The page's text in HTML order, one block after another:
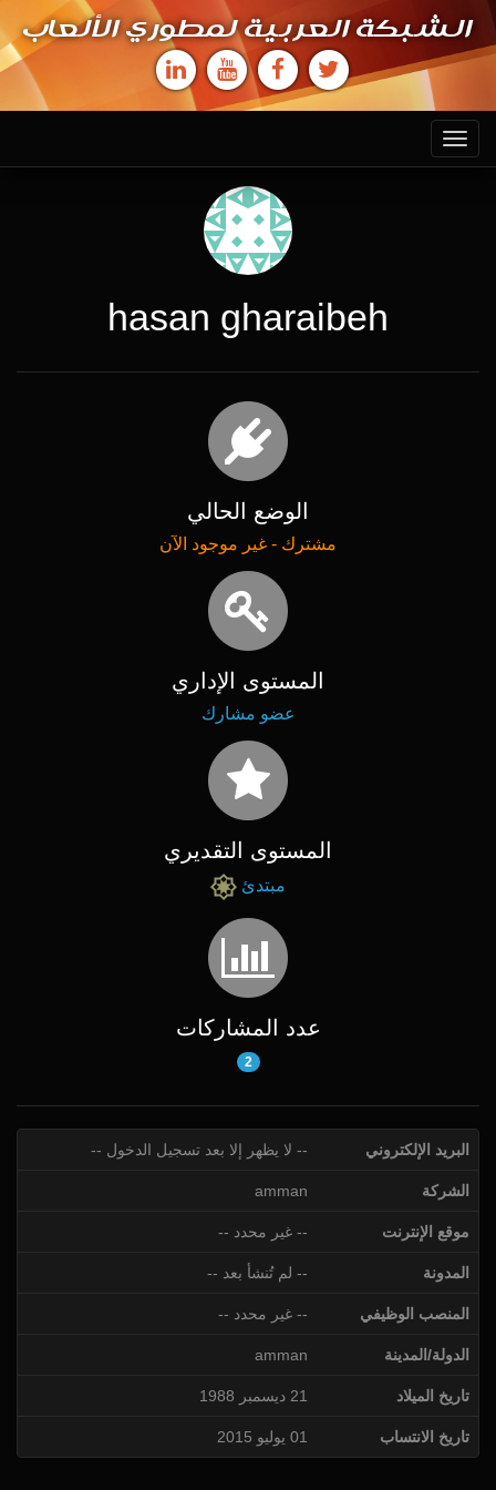
الشبكة العربية لمطوري الألعاب
Toggle
navigation
hasan gharaibeh
الوضع الحالي
مشترك - غير موجود الآن
المستوى الإداري
عضو مشارك
المستوى التقديري
مبتدئ
عدد المشاركات
2
البريد الإلكتروني -- لا يظهر إلا بعد تسجيل الدخول --
الشركة amman
موقع الإنترنت -- غير محدد --
المدونة -- لم تُنشأ بعد --
المنصب الوظيفي -- غير محدد --
الدولة/المدينة amman
تاريخ الميلاد 21 ديسمبر 1988
تاريخ الانتساب 01 يوليو 2015